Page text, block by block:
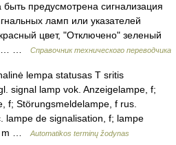
предусмотрена сигнализация
ламп или указателей
цвет, "Отключено" зеленый
…
Справочник технического переводчика
lempa statusas T sritis
signal lamp vok. Anzeigelampe, f;
f; Störungsmeldelampe, f rus.
lampe de signalisation, f; lampe
m …
Automatikos terminų žodynas